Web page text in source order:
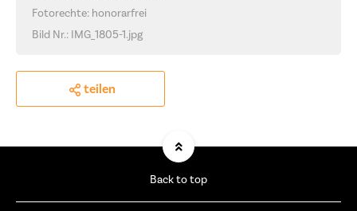
Fotorechte: honorarfrei
Bild Nr.: IMG_1805-1.jpg
teilen
Back to top